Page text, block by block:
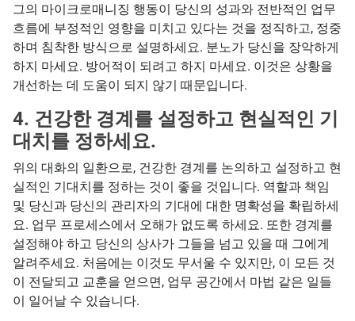
그의 마이크로매니징 행동이 당신의 성과와 전반적인 업무
흐름에 부정적인 영향을 미치고 있다는 것을 정직하고, 정중
하며 침착한 방식으로 설명하세요. 분노가 당신을 장악하게
하지 마세요. 방어적이 되려고 하지 마세요. 이것은 상황을
개선하는 데 도움이 되지 않기 때문입니다.
4. 건강한 경계를 설정하고 현실적인 기
대치를 정하세요.
위의 대화의 일환으로, 건강한 경계를 논의하고 설정하고 현
실적인 기대치를 정하는 것이 좋을 것입니다. 역할과 책임
및 당신과 당신의 관리자의 기대에 대한 명확성을 확립하세
요. 업무 프로세스에서 오해가 없도록 하세요. 또한 경계를
설정해야 하고 당신의 상사가 그들을 넘고 있을 때 그에게
알려주세요. 처음에는 이것도 무서울 수 있지만, 이 모든 것
이 전달되고 교훈을 얻으면, 업무 공간에서 마법 같은 일들
이 일어날 수 있습니다.